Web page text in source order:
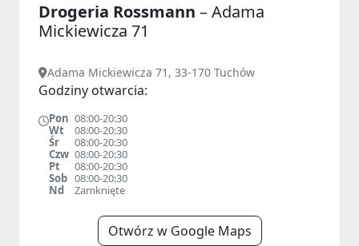
Drogeria Rossmann – Adama
Mickiewicza 71
Adama Mickiewicza 71, 33-170 Tuchów
Godziny otwarcia:
Pon 08:00-20:30
Wt
08:00-20:30
Śr
08:00-20:30
Czw 08:00-20:30
Pt
08:00-20:30
Sob 08:00-20:30
Nd
Zamknięte
Otwórz w Google Maps